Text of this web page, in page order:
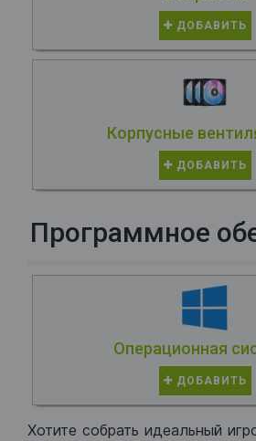
ДОБАВИТЬ
Корпусные
ДОБАВИТЬ
Программное
Операционная
ДОБАВИТЬ
Хотите собрать идеальный